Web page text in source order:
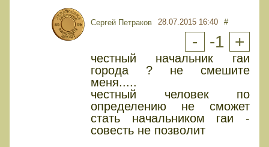
Сергей Петраков 28.07.2015 16:40 #
- -1 +
честный начальник гаи
города ? не смешите
меня.....
честный человек по
определению не сможет
стать начальником гаи -
совесть не позволит